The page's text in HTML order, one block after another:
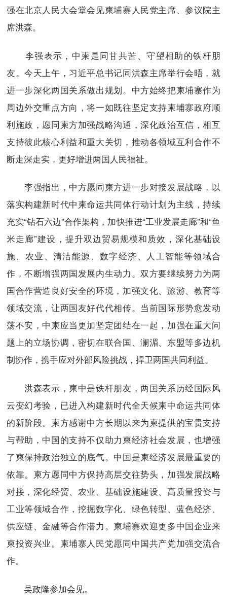
强在北京人民大会堂会见柬埔寨人民党主席、参议院主
席洪森。
李强表示，中柬是同甘共苦、守望相助的铁杆朋
友。今天上午，习近平总书记同洪森主席举行会晤，就
进一步深化两国关系做出规划。中方始终把柬埔寨作为
周边外交重点方向，将一如既往坚定支持柬埔寨政府顺
利施政，愿同柬方加强战略沟通，深化政治互信，相互
支持彼此核心利益和重大关切，推动各领域互利合作不
断走深走实，更好增进两国人民福祉。
李强指出，中方愿同柬方进一步对接发展战略，以
落实构建新时代中柬命运共同体行动计划为主线，持续
充实“钻石六边”合作架构，加快推进“工业发展走廊”和“鱼
米走廊”建设，提升双边贸易规模和质效，深化基础设
施、农业、清洁能源、数字经济、人工智能等领域合
作，不断增强两国发展内生动力。双方要继续努力为两
国合作营造良好安全的环境，加强文化、旅游、教育等
领域交流，让两国友好代代相传。当前国际形势愈发动
荡不安，中柬应当更加坚定团结在一起，加强在重大问
题上的立场协调，密切在联合国、澜湄、东盟等多边机
制协作，携手应对外部风险挑战，捍卫两国共同利益。
洪森表示，柬中是铁杆朋友，两国关系历经国际风
云变幻考验，已进入构建新时代全天候柬中命运共同体
的新阶段。柬方感谢中方长期以来为柬提供的宝贵支持
与帮助，中国的支持不仅助力柬经济社会发展，也增强
了柬保持政治独立的底气。中国是柬经济发展最重要的
依靠。柬方愿同中方保持高层交往势头，加强发展战略
对接，深化经贸、农业、基础设施建设、高质量投资与
工业等领域合作，挖掘数字化、绿色转型、蓝色经济、
供应链、金融等合作潜力。柬埔寨欢迎更多中国企业来
柬投资兴业。柬埔寨人民党愿同中国共产党加强交流合
作。
吴政隆参加会见。